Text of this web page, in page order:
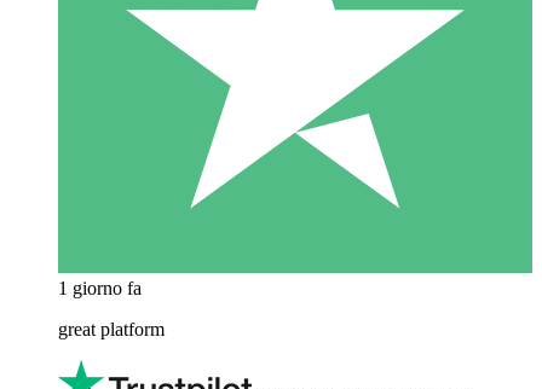
1 giorno fa
great platform